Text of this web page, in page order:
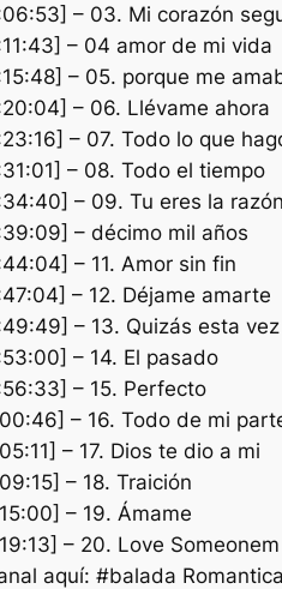
– 03. Mi corazón
– 04 amor de mi vida
– 05. porque me
– 06. Llévame ahora
– 07. Todo lo que
– 08. Todo el tiempo
– 09. Tu eres la razón
– décimo mil años
– 11. Amor sin fin
– 12. Déjame amarte
– 13. Quizás esta vez
– 14. El pasado
– 15. Perfecto
– 16. Todo de mi
– 17. Dios te dio a mi
– 18. Traición
– 19. Ámame
– 20. Love
aquí: #balada